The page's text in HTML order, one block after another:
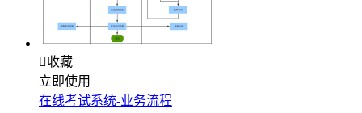
收藏
立即使用
在线考试系统-业务流程